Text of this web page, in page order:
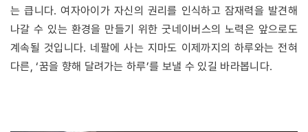
는 큽니다. 여자아이가 자신의 권리를 인식하고 잠재력을 발견해
나갈 수 있는 환경을 만들기 위한 굿네이버스의 노력은 앞으로도
계속될 것입니다. 네팔에 사는 지마도 이제까지의 하루와는 전혀
다른, ‘꿈을 향해 달려가는 하루’를 보낼 수 있길 바라봅니다.